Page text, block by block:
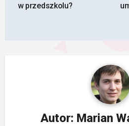
w przedszkolu?
Autor: Marian